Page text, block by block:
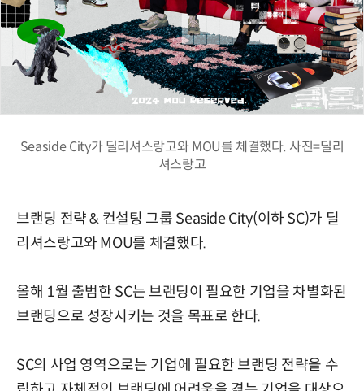
Seaside City가 딜리셔스랑고와 MOU를 체결했다. 사진=딜리
셔스랑고
브랜딩 전략 & 컨설팅 그룹 Seaside City(이하 SC)가 딜
리셔스랑고와 MOU를 체결했다.
올해 1월 출범한 SC는 브랜딩이 필요한 기업을 차별화된
브랜딩으로 성장시키는 것을 목표로 한다.
SC의 사업 영역으로는 기업에 필요한 브랜딩 전략을 수